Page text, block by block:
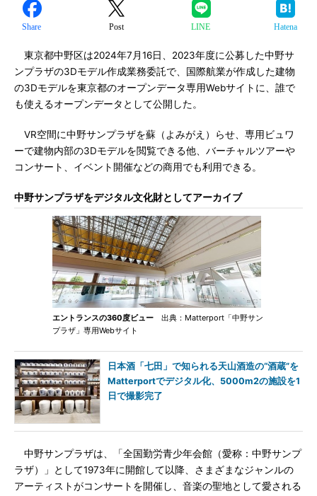
Share Post LINE Hatena
東京都中野区は2024年7月16日、2023年度に公募した中野サ
ンプラザの3Dモデル作成業務委託で、国際航業が作成した建物
の3Dモデルを東京都のオープンデータ専用Webサイトに、誰で
も使えるオープンデータとして公開した。
VR空間に中野サンプラザを蘇（よみがえ）らせ、専用ビュワ
ーで建物内部の3Dモデルを閲覧できる他、バーチャルツアーや
コンサート、イベント開催などの商用でも利用できる。
中野サンプラザをデジタル文化財としてアーカイブ
エントランスの360度ビュー 出典：Matterport「中野サン
プラザ」専用Webサイト
日本酒「七田」で知られる天山酒造の“酒蔵”を
Matterportでデジタル化、5000m2の施設を1
日で撮影完了
中野サンプラザは、「全国勤労青少年会館（愛称：中野サンプ
ラザ）」として1973年に開館して以降、さまざまなジャンルの
アーティストがコンサートを開催し、音楽の聖地として愛される